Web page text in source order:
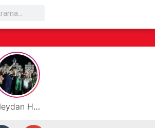
Meydan Hacıoğlu Baharat Şampiyonluk İpini Göğüsledi